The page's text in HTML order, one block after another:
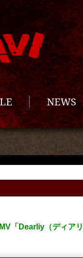
NEWS
「Dearliy（ディア